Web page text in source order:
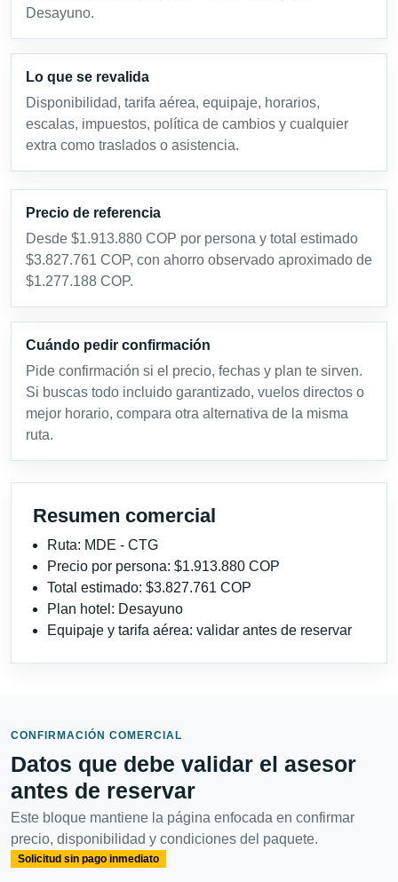
Desayuno.
Lo que se revalida
Disponibilidad, tarifa aérea, equipaje, horarios,
escalas, impuestos, política de cambios y cualquier
extra como traslados o asistencia.
Precio de referencia
Desde $1.913.880 COP por persona y total estimado
$3.827.761 COP, con ahorro observado aproximado de
$1.277.188 COP.
Cuándo pedir confirmación
Pide confirmación si el precio, fechas y plan te sirven.
Si buscas todo incluido garantizado, vuelos directos o
mejor horario, compara otra alternativa de la misma
ruta.
Resumen comercial
Ruta: MDE - CTG
Precio por persona: $1.913.880 COP
Total estimado: $3.827.761 COP
Plan hotel: Desayuno
Equipaje y tarifa aérea: validar antes de reservar
CONFIRMACIÓN COMERCIAL
Datos que debe validar el asesor
antes de reservar
Este bloque mantiene la página enfocada en confirmar
precio, disponibilidad y condiciones del paquete.
Solicitud sin pago inmediato